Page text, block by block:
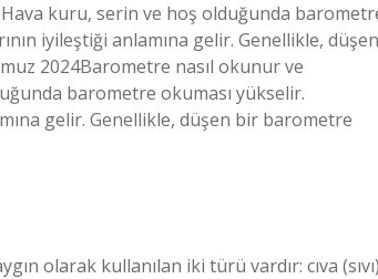
kuru, serin ve hoş olduğunda
iyileştiği anlamına gelir. Genellikle, düşen
2024Barometre nasıl okunur ve
barometre okuması yükselir.
gelir. Genellikle, düşen bir barometre
olarak kullanılan iki türü vardır: cıva